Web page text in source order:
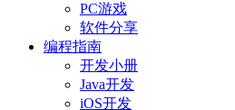
PC游戏
软件分享
编程指南
开发小册
Java开发
iOS开发